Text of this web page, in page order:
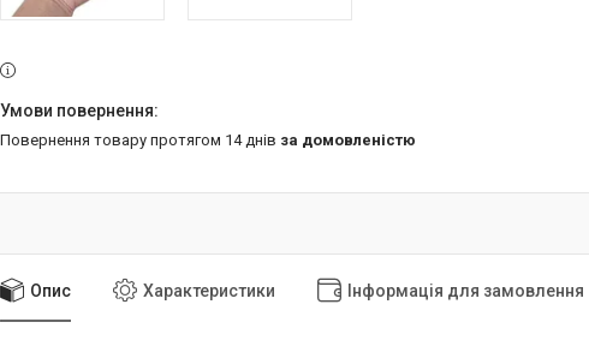
повернення товару протягом 14 днів за домовленістю
Опис Характеристики Інформація для замовлення